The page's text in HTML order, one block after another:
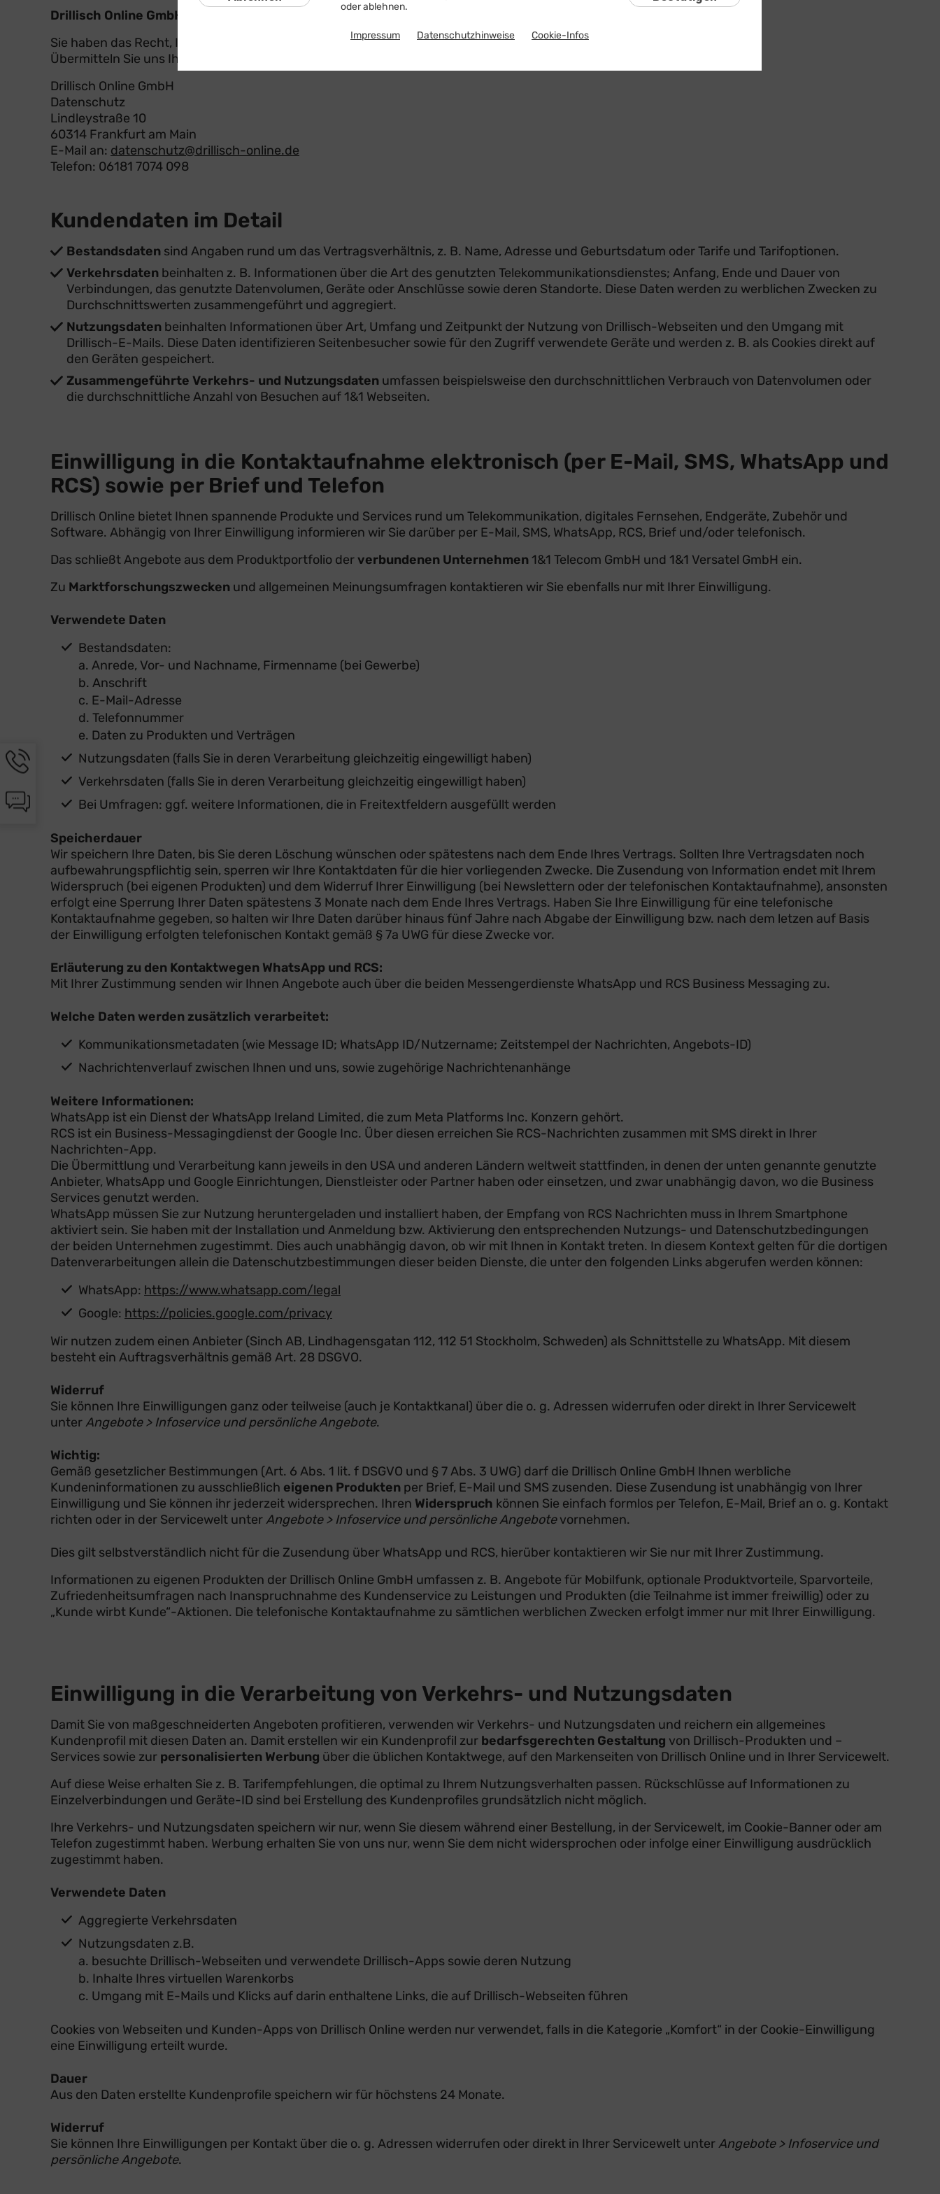
Drillisch Online GmbH
Sie haben das Recht, Ihre Einwilligung jederzeit mit Wirkung für die Zukunft zu widerrufen (Art. 7 Abs. 3 DSGVO).
Übermitteln Sie uns Ihren Widerruf einfach formlos per Telefon, E-Mail oder Brief an:
Drillisch Online GmbH
Datenschutz
Lindleystraße 10
60314 Frankfurt am Main
E-Mail an: datenschutz@drillisch-online.de
Telefon: 06181 7074 098
Kundendaten im Detail
Bestandsdatensind Angaben rund um das Vertragsverhältnis, z. B. Name, Adresse und Geburtsdatum oder Tarife und Tarifoptionen.
Verkehrsdatenbeinhalten z. B. Informationen über die Art des genutzten Telekommunikationsdienstes; Anfang, Ende und Dauer von
Verbindungen, das genutzte Datenvolumen, Geräte oder Anschlüsse sowie deren Standorte. Diese Daten werden zu werblichen Zwecken zu
Durchschnittswerten zusammengeführt und aggregiert.
Nutzungsdaten beinhalten Informationen über Art, Umfang und Zeitpunkt der Nutzung von Drillisch-Webseiten und den Umgang mit
Drillisch-E-Mails. Diese Daten identifizieren Seitenbesucher sowie für den Zugriff verwendete Geräte und werden z. B. als Cookies direkt auf
den Geräten gespeichert.
Zusammengeführte Verkehrs- und Nutzungsdaten umfassen beispielsweise den durchschnittlichen Verbrauch von Datenvolumen oder
die durchschnittliche Anzahl von Besuchen auf 1&1 Webseiten.
Einwilligung in die Kontaktaufnahme elektronisch (per E-Mail, SMS, WhatsApp und
RCS) sowie per Brief und Telefon
Drillisch Online bietet Ihnen spannende Produkte und Services rund um Telekommunikation, digitales Fernsehen, Endgeräte, Zubehör und
Software. Abhängig von Ihrer Einwilligung informieren wir Sie darüber per E-Mail, SMS, WhatsApp, RCS, Brief und/oder telefonisch.
Das schließt Angebote aus dem Produktportfolio derverbundenen Unternehmen 1&1 Telecom GmbH und 1&1 Versatel GmbH ein.
Zu Marktforschungszwecken und allgemeinen Meinungsumfragen kontaktieren wir Sie ebenfalls nur mit Ihrer Einwilligung.
Verwendete Daten
Bestandsdaten:
a. Anrede, Vor- und Nachname, Firmenname (bei Gewerbe)
b. Anschrift
c. E-Mail-Adresse
d. Telefonnummer
e. Daten zu Produkten und Verträgen
Nutzungsdaten (falls Sie in deren Verarbeitung gleichzeitig eingewilligt haben)
Verkehrsdaten (falls Sie in deren Verarbeitung gleichzeitig eingewilligt haben)
Bei Umfragen: ggf. weitere Informationen, die in Freitextfeldern ausgefüllt werden
Speicherdauer
Wir speichern Ihre Daten, bis Sie deren Löschung wünschen oder spätestens nach dem Ende Ihres Vertrags. Sollten Ihre Vertragsdaten noch
aufbewahrungspflichtig sein, sperren wir Ihre Kontaktdaten für die hier vorliegenden Zwecke. Die Zusendung von Information endet mit Ihrem
Widerspruch (bei eigenen Produkten) und dem Widerruf Ihrer Einwilligung (bei Newslettern oder der telefonischen Kontaktaufnahme), ansonsten
erfolgt eine Sperrung Ihrer Daten spätestens 3 Monate nach dem Ende Ihres Vertrags. Haben Sie Ihre Einwilligung für eine telefonische
Kontaktaufnahme gegeben, so halten wir Ihre Daten darüber hinaus fünf Jahre nach Abgabe der Einwilligung bzw. nach dem letzen auf Basis
der Einwilligung erfolgten telefonischen Kontakt gemäß § 7a UWG für diese Zwecke vor.
Erläuterung zu den Kontaktwegen WhatsApp und RCS:
Mit Ihrer Zustimmung senden wir Ihnen Angebote auch über die beiden Messengerdienste WhatsApp und RCS Business Messaging zu.
Welche Daten werden zusätzlich verarbeitet:
Kommunikationsmetadaten (wie Message ID; WhatsApp ID/Nutzername; Zeitstempel der Nachrichten, Angebots-ID)
Nachrichtenverlauf zwischen Ihnen und uns, sowie zugehörige Nachrichtenanhänge
Weitere Informationen:
WhatsApp ist ein Dienst der WhatsApp Ireland Limited, die zum Meta Platforms Inc. Konzern gehört.
RCS ist ein Business-Messagingdienst der Google Inc. Über diesen erreichen Sie RCS-Nachrichten zusammen mit SMS direkt in Ihrer
Nachrichten-App.
Die Übermittlung und Verarbeitung kann jeweils in den USA und anderen Ländern weltweit stattfinden, in denen der unten genannte genutzte
Anbieter, WhatsApp und Google Einrichtungen, Dienstleister oder Partner haben oder einsetzen, und zwar unabhängig davon, wo die Business
Services genutzt werden.
WhatsApp müssen Sie zur Nutzung heruntergeladen und installiert haben, der Empfang von RCS Nachrichten muss in Ihrem Smartphone
aktiviert sein. Sie haben mit der Installation und Anmeldung bzw. Aktivierung den entsprechenden Nutzungs- und Datenschutzbedingungen
der beiden Unternehmen zugestimmt. Dies auch unabhängig davon, ob wir mit Ihnen in Kontakt treten. In diesem Kontext gelten für die dortigen
Datenverarbeitungen allein die Datenschutzbestimmungen dieser beiden Dienste, die unter den folgenden Links abgerufen werden können:
WhatsApp: https://www.whatsapp.com/legal
Google: https://policies.google.com/privacy
Wir nutzen zudem einen Anbieter (Sinch AB, Lindhagensgatan 112, 112 51 Stockholm, Schweden) als Schnittstelle zu WhatsApp. Mit diesem
besteht ein Auftragsverhältnis gemäß Art. 28 DSGVO.
Widerruf
Sie können Ihre Einwilligungen ganz oder teilweise (auch je Kontaktkanal) über die o. g. Adressen widerrufen oder direkt in Ihrer Servicewelt
unterAngebote > Infoservice und persönliche Angebote.
Wichtig:
Gemäß gesetzlicher Bestimmungen (Art. 6 Abs. 1 lit. f DSGVO und § 7 Abs. 3 UWG) darf die Drillisch Online GmbH Ihnen werbliche
Kundeninformationen zu ausschließlich eigenen Produkten per Brief, E-Mail und SMS zusenden. Diese Zusendung ist unabhängig von Ihrer
Einwilligung und Sie können ihr jederzeit widersprechen. Ihren Widerspruch können Sie einfach formlos per Telefon, E-Mail, Brief an o. g. Kontakt
richten oder in der Servicewelt unterAngebote > Infoservice und persönliche Angebotevornehmen.
Dies gilt selbstverständlich nicht für die Zusendung über WhatsApp und RCS, hierüber kontaktieren wir Sie nur mit Ihrer Zustimmung.
Informationen zu eigenen Produkten der Drillisch Online GmbH umfassen z. B. Angebote für Mobilfunk, optionale Produktvorteile, Sparvorteile,
Zufriedenheitsumfragen nach Inanspruchnahme des Kundenservice zu Leistungen und Produkten (die Teilnahme ist immer freiwillig) oder zu
„Kunde wirbt Kunde“-Aktionen. Die telefonische Kontaktaufnahme zu sämtlichen werblichen Zwecken erfolgt immer nur mit Ihrer Einwilligung.
Einwilligung in die Verarbeitung von Verkehrs- und Nutzungsdaten
Damit Sie von maßgeschneiderten Angeboten profitieren, verwenden wir Verkehrs- und Nutzungsdaten und reichern ein allgemeines
Kundenprofil mit diesen Daten an. Damit erstellen wir ein Kundenprofil zur bedarfsgerechten Gestaltung von Drillisch-Produkten und –
Services sowie zur personalisierten Werbung über die üblichen Kontaktwege, auf den Markenseiten von Drillisch Online und in Ihrer Servicewelt.
Auf diese Weise erhalten Sie z. B. Tarifempfehlungen, die optimal zu Ihrem Nutzungsverhalten passen. Rückschlüsse auf Informationen zu
Einzelverbindungen und Geräte-ID sind bei Erstellung des Kundenprofiles grundsätzlich nicht möglich.
Ihre Verkehrs- und Nutzungsdaten speichern wir nur, wenn Sie diesem während einer Bestellung, in der Servicewelt, im Cookie-Banner oder am
Telefon zugestimmt haben. Werbung erhalten Sie von uns nur, wenn Sie dem nicht widersprochen oder infolge einer Einwilligung ausdrücklich
zugestimmt haben.
Verwendete Daten
Aggregierte Verkehrsdaten
Nutzungsdaten z.B.
a. besuchte Drillisch-Webseiten und verwendete Drillisch-Apps sowie deren Nutzung
b. Inhalte Ihres virtuellen Warenkorbs
c. Umgang mit E-Mails und Klicks auf darin enthaltene Links, die auf Drillisch-Webseiten führen
Cookies von Webseiten und Kunden-Apps von Drillisch Online werden nur verwendet, falls in die Kategorie „Komfort“ in der Cookie-Einwilligung
eine Einwilligung erteilt wurde.
Dauer
Aus den Daten erstellte Kundenprofile speichern wir für höchstens 24 Monate.
Widerruf
Sie können Ihre Einwilligungen per Kontakt über die o. g. Adressen widerrufen oder direkt in Ihrer Servicewelt unterAngebote > Infoservice und
persönliche Angebote.
Hotline-
Informationen
werden
angezeigt
Chat-
Informationen
angezeigt
oder ablehnen.
Impressum Datenschutzhinweise Cookie-Infos